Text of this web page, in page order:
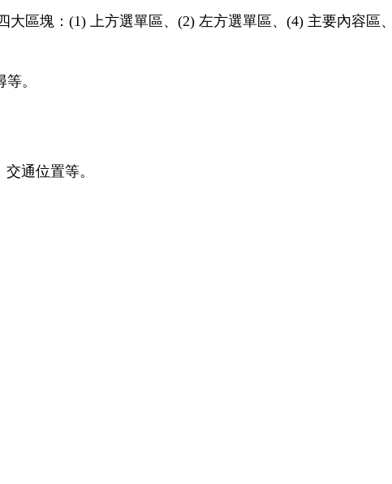
區塊：(1) 上方選單區、(2) 左方選單區 、(4) 主要內容區
。
通位置等。